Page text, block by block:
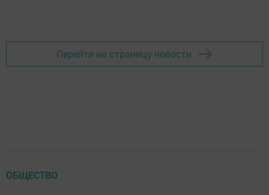
Перейти на страницу новости
ОБЩЕСТВО